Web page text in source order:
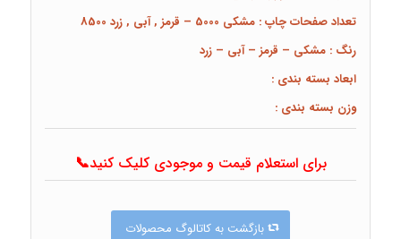
تعداد صفحات چاپ : مشکی 5000 – قرمز , آبی , زرد 8500
رنگ : مشکی – قرمز – آبی – زرد
ابعاد بسته بندی :
وزن بسته بندی :
برای استعلام قیمت و موجودی کلیک کنید📞
بازگشت به کاتالوگ محصولات